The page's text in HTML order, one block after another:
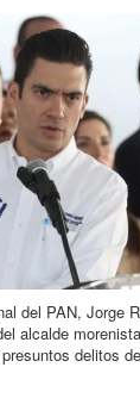
del PAN, Jorge
alcalde
delitos